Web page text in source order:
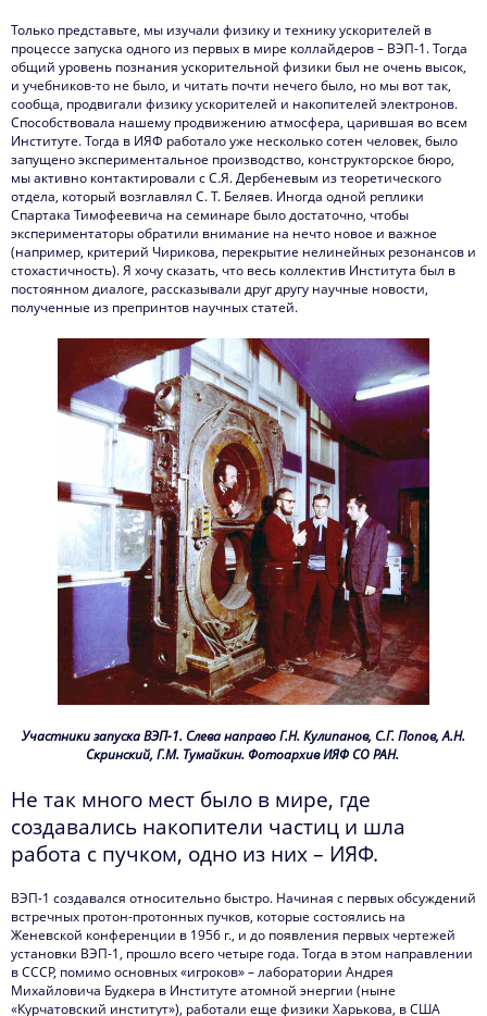
Только представьте, мы изучали физику и технику ускорителей в
процессе запуска одного из первых в мире коллайдеров – ВЭП-1. Тогда
общий уровень познания ускорительной физики был не очень высок,
и учебников-то не было, и читать почти нечего было, но мы вот так,
сообща, продвигали физику ускорителей и накопителей электронов.
Способствовала нашему продвижению атмосфера, царившая во всем
Институте. Тогда в ИЯФ работало уже несколько сотен человек, было
запущено экспериментальное производство, конструкторское бюро,
мы активно контактировали с С.Я. Дербеневым из теоретического
отдела, который возглавлял С. Т. Беляев. Иногда одной реплики
Спартака Тимофеевича на семинаре было достаточно, чтобы
экспериментаторы обратили внимание на нечто новое и важное
(например, критерий Чирикова, перекрытие нелинейных резонансов и
стохастичность). Я хочу сказать, что весь коллектив Института был в
постоянном диалоге, рассказывали друг другу научные новости,
полученные из препринтов научных статей.
Участники запуска ВЭП-1. Слева направо Г.Н. Кулипанов, С.Г. Попов, А.Н.
Скринский, Г.М. Тумайкин. Фотоархив ИЯФ СО РАН.
Не так много мест было в мире, где
создавались накопители частиц и шла
работа с пучком, одно из них – ИЯФ.
ВЭП-1 создавался относительно быстро. Начиная с первых обсуждений
встречных протон-протонных пучков, которые состоялись на
Женевской конференции в 1956 г., и до появления первых чертежей
установки ВЭП-1, прошло всего четыре года. Тогда в этом направлении
в СССР, помимо основных «игроков» – лаборатории Андрея
Михайловича Будкера в Институте атомной энергии (ныне
«Курчатовский институт»), работали еще физики Харькова, в США